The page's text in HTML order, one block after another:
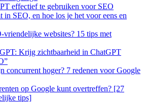
effectief te gebruiken voor SEO
in SEO, en hoe los je het voor eens en
vriendelijke websites? 15 tips met
Krijg zichtbaarheid in ChatGPT
concurrent hoger? 7 redenen voor Google
op Google kunt overtreffen? [27
tips]